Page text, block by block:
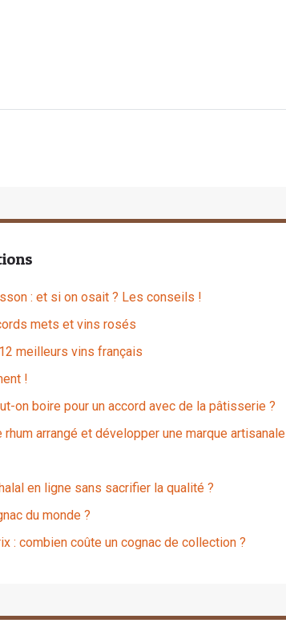
: et si on osait ? Les conseils !
mets et vins rosés
meilleurs vins français
!
on boire pour un accord avec de la pâtisserie ?
arrangé et développer une marque artisanale
en ligne sans sacrifier la qualité ?
du monde ?
: combien coûte un cognac de collection ?